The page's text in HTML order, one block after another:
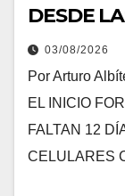
DESDE
03/08/2026
Por Arturo
EL INICIO
FALTAN 12
CELULARES